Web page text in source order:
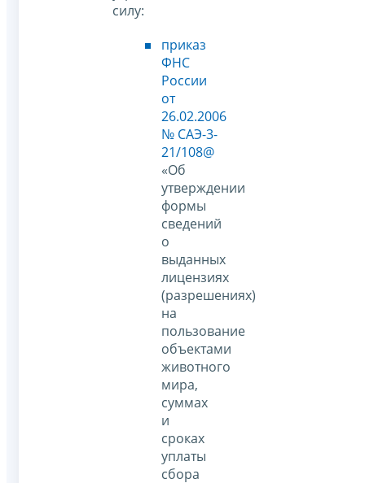
силу:
приказ
ФНС
России
от
26.02.2006
№ САЭ-3-
21/108@
«Об
утверждении
формы
сведений
о
выданных
лицензиях
(разрешениях)
на
пользование
объектами
животного
мира,
суммах
и
сроках
уплаты
сбора